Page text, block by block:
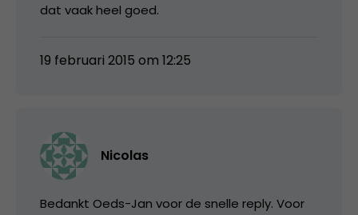
dat vaak heel goed.
19 februari 2015 om 12:25
Nicolas
Bedankt Oeds-Jan voor de snelle reply. Voor